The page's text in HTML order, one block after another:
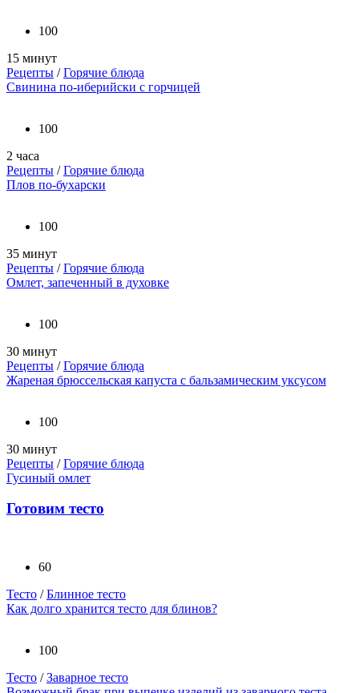
100
15 минут
Рецепты /Горячие блюда
Свинина по-иберийски с горчицей
100
2 часа
Рецепты /Горячие блюда
Плов по-бухарски
100
35 минут
Рецепты /Горячие блюда
Омлет, запеченный в духовке
100
30 минут
Рецепты /Горячие блюда
Жареная брюссельская капуста с бальзамическим уксусом
100
30 минут
Рецепты /Горячие блюда
Гусиный омлет
Готовим тесто
60
Тесто /Блинное тесто
Как долго хранится тесто для блинов?
100
Тесто /Заварное тесто